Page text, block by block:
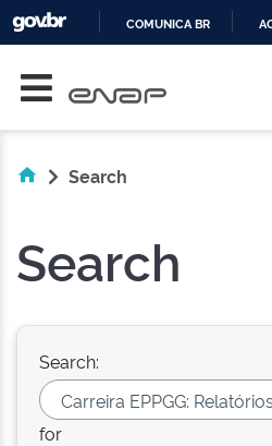
COMUNICA BR
Search
Search
Search:
for